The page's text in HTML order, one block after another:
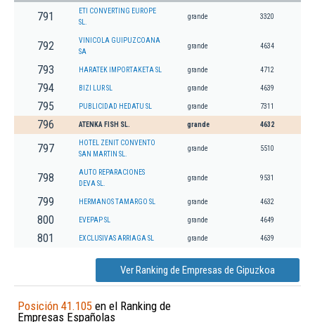
791
ETI CONVERTING EUROPE
SL.
grande 3320
792
VINICOLA GUIPUZCOANA
SA
grande 4634
793 HARATEK IMPORTAKETA SL grande 4712
794 BIZI LUR SL grande 4639
795 PUBLICIDAD HEDATU SL grande 7311
796 ATENKA FISH SL. grande 4632
797
HOTEL ZENIT CONVENTO
SAN MARTIN SL.
grande 5510
798
AUTO REPARACIONES
DEVA SL.
grande 9531
799 HERMANOS TAMARGO SL grande 4632
800 EVEPAP SL grande 4649
801 EXCLUSIVAS ARRIAGA SL grande 4639
Ver Ranking de Empresas de Gipuzkoa
Posición 41.105 en el Ranking de
Empresas Españolas